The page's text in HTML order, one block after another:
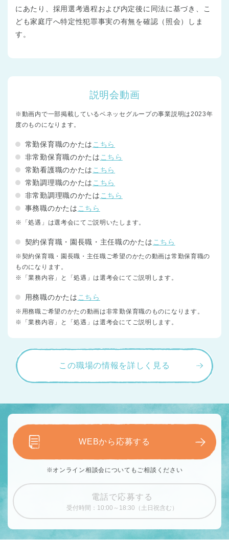
にあたり、採用選考過程および内定後に同法に基づき、こ
ども家庭庁へ特定性犯罪事実の有無を確認（照会）しま
す。
説明会動画
※動画内で一部掲載しているベネッセグループの事業説明は2023年
度のものになります。
常勤保育職のかたはこちら
非常勤保育職のかたはこちら
常勤看護職のかたはこちら
常勤調理職のかたはこちら
非常勤調理職のかたはこちら
事務職のかたはこちら
※「処遇」は選考会にてご説明いたします。
契約保育職・園長職・主任職のかたはこちら
※契約保育職・園長職・主任職ご希望のかたの動画は常勤保育職の
ものになります。
※「業務内容」と「処遇」は選考会にてご説明します。
用務職のかたはこちら
※用務職ご希望のかたの動画は非常勤保育職のものになります。
※「業務内容」と「処遇」は選考会にてご説明します。
この職場の情報を詳しく見る
WEBから応募する
※オンライン相談会についてもご相談ください
電話で応募する
受付時間：10:00～18:30（土日祝含む）